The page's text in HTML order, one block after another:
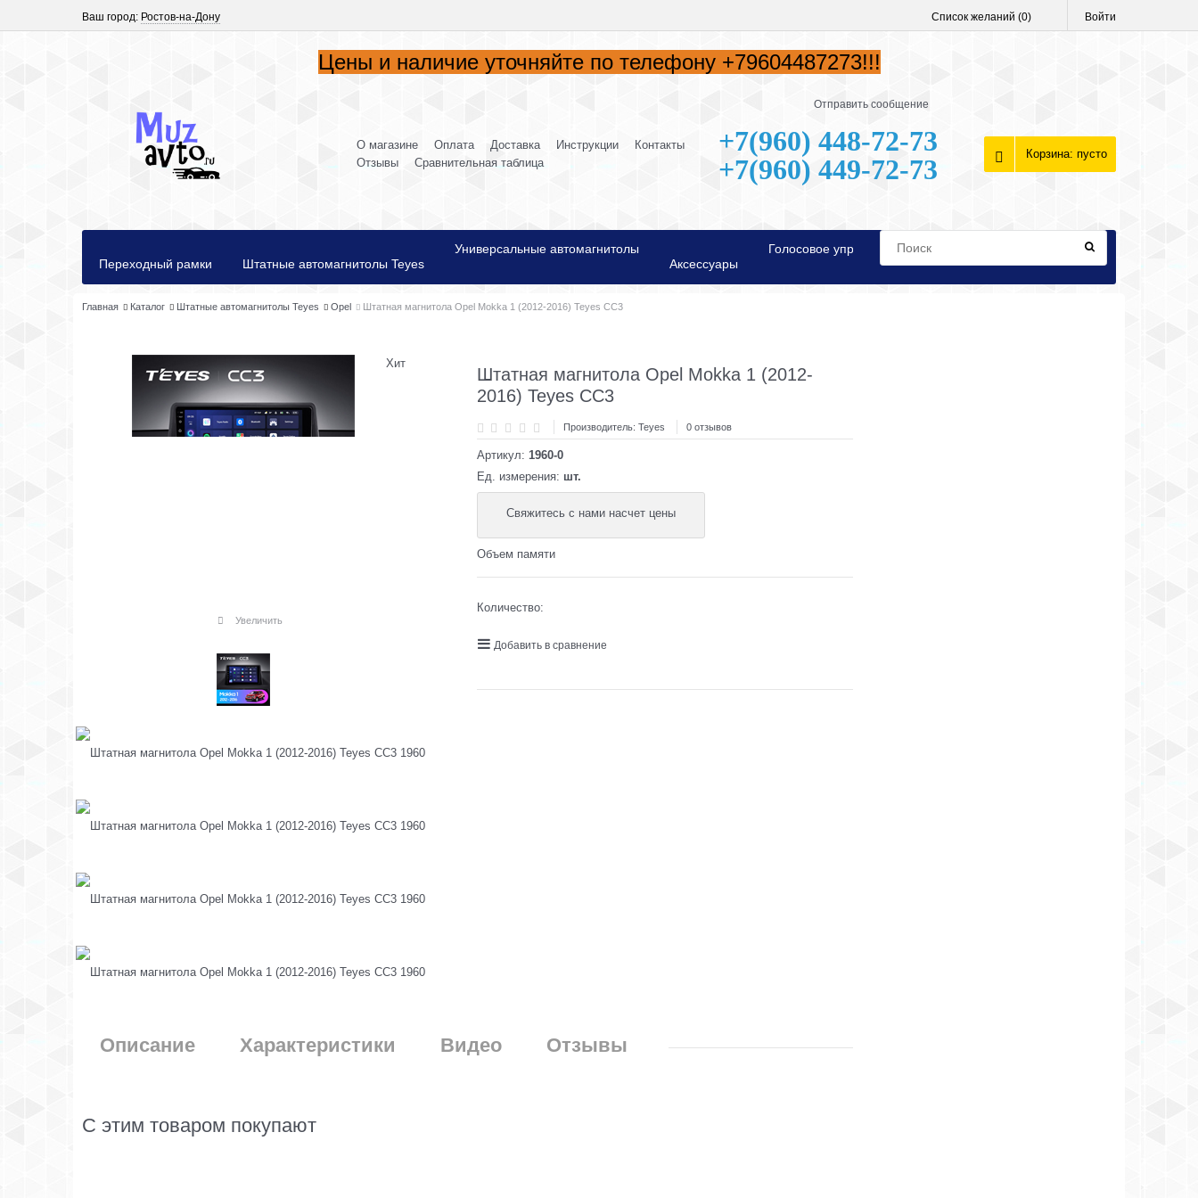
Ваш город: Ростов-на-Дону Список желаний (0) Войти
Цены и наличие уточняйте по телефону +79604487273!!!
О магазине Оплата Доставка Инструкции
Контакты
Отзывы
Сравнительная таблица
Отправить сообщение
+7(960) 448-72-73
+7(960) 449-72-73
Корзина: пусто
Переходный рамки Штатные автомагнитолы Teyes
Универсальные автомагнитолы
Аксессуары
Голосовое управления Teyes
Главная Каталог Штатные автомагнитолы Teyes Opel Штатная магнитола Opel Mokka 1 (2012-2016) Teyes CC3
Хит
Увеличить
Штатная магнитола Opel Mokka 1 (2012-
2016) Teyes CC3
Производитель:Teyes 0 отзывов
Артикул: 1960-0
Ед. измерения: шт.
Свяжитесь с нами насчет цены
Объем памяти
Количество:
Добавить в сравнение
Описание Характеристики Видео Отзывы
С этим товаром покупают